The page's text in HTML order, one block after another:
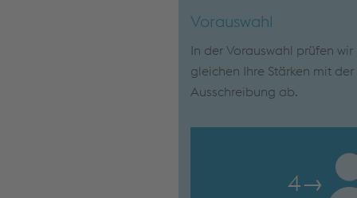
Vorauswahl
In der Vorauswahl prüfen
gleichen Ihre Stärken mit
Ausschreibung ab.
4→